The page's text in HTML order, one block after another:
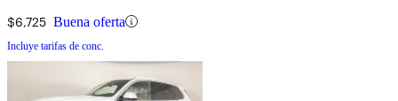
$6,725 Buena oferta
Incluye tarifas de conc.